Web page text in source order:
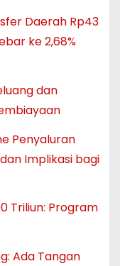
Daerah Rp43
ke 2,68%
dan
Penyaluran
Implikasi bagi
Triliun: Program
Ada Tangan